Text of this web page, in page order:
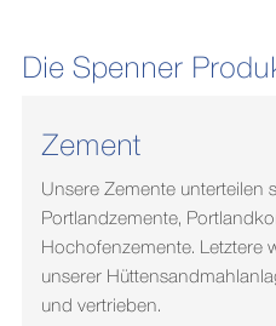
Die Spenner
Zement
Unsere Zemente unterteilen
Portlandzemente,
Hochofenzemente. Letztere
unserer
und vertrieben.